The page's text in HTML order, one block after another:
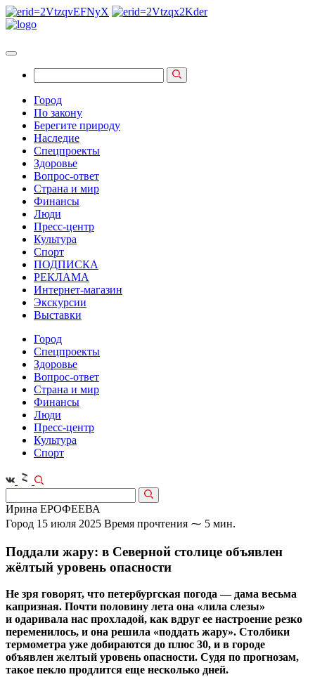
Город
По закону
Берегите природу
Наследие
Спецпроекты
Здоровье
Вопрос-ответ
Страна и мир
Финансы
Люди
Пресс-центр
Культура
Спорт
ПОДПИСКА
РЕКЛАМА
Интернет-магазин
Экскурсии
Выставки
Город
Спецпроекты
Здоровье
Вопрос-ответ
Страна и мир
Финансы
Люди
Пресс-центр
Культура
Спорт
Ирина ЕРОФЕЕВА
Город 15 июля 2025 Время прочтения ⁓ 5 мин.
Поддали жару: в Северной столице объявлен
жёлтый уровень опасности
Не зря говорят, что петербургская погода — дама весьма
капризная. Почти половину лета она «лила слезы»
и одаривала нас прохладой, как вдруг ее настроение резко
переменилось, и она решила «поддать жару». Столбики
термометра уже добираются до плюс 30, и в городе
объявлен желтый уровень опасности. Судя по прогнозам,
такое пекло продлится еще несколько дней.